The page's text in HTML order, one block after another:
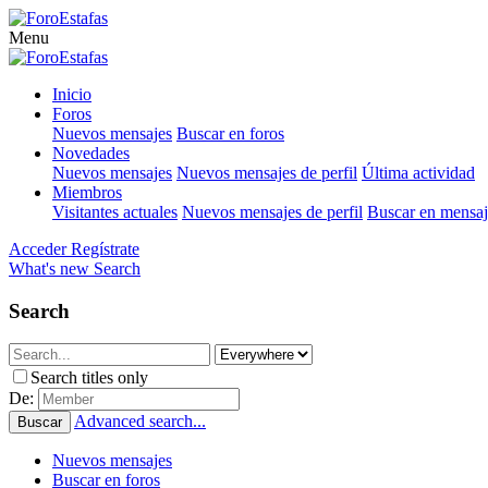
Menu
Inicio
Foros
Nuevos mensajes Buscar en foros
Novedades
Nuevos mensajes Nuevos mensajes de perfil Última actividad
Miembros
Visitantes actuales Nuevos mensajes de perfil Buscar en
Acceder Regístrate
What's new Search
Search
Search titles only
De:
Buscar Advanced search...
Nuevos mensajes
Buscar en foros